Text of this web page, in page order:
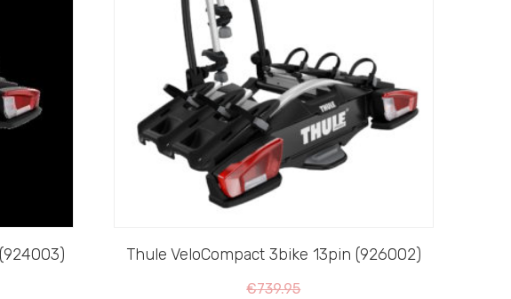
Thule VeloCompact 3bike 13pin (926002)
€739.95